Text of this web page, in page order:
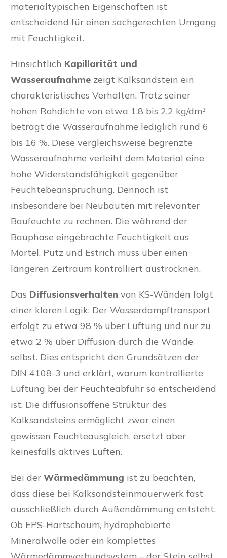
materialtypischen Eigenschaften ist
entscheidend für einen sachgerechten Umgang
mit Feuchtigkeit.
Hinsichtlich Kapillarität und
Wasseraufnahme zeigt Kalksandstein ein
charakteristisches Verhalten. Trotz seiner
hohen Rohdichte von etwa 1,8 bis 2,2 kg/dm³
beträgt die Wasseraufnahme lediglich rund 6
bis 16 %. Diese vergleichsweise begrenzte
Wasseraufnahme verleiht dem Material eine
hohe Widerstandsfähigkeit gegenüber
Feuchtebeanspruchung. Dennoch ist
insbesondere bei Neubauten mit relevanter
Baufeuchte zu rechnen. Die während der
Bauphase eingebrachte Feuchtigkeit aus
Mörtel, Putz und Estrich muss über einen
längeren Zeitraum kontrolliert austrocknen.
Das Diffusionsverhalten von KS-Wänden folgt
einer klaren Logik: Der Wasserdampftransport
erfolgt zu etwa 98 % über Lüftung und nur zu
etwa 2 % über Diffusion durch die Wände
selbst. Dies entspricht den Grundsätzen der
DIN 4108-3 und erklärt, warum kontrollierte
Lüftung bei der Feuchteabfuhr so entscheidend
ist. Die diffusionsoffene Struktur des
Kalksandsteins ermöglicht zwar einen
gewissen Feuchteausgleich, ersetzt aber
keinesfalls aktives Lüften.
Bei der Wärmedämmung ist zu beachten,
dass diese bei Kalksandsteinmauerwerk fast
ausschließlich durch Außendämmung entsteht.
Ob EPS-Hartschaum, hydrophobierte
Mineralwolle oder ein komplettes